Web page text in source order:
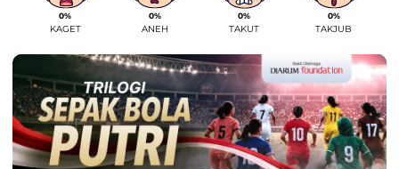
0%
KAGET
0%
ANEH
0%
TAKUT
0%
TAKJUB